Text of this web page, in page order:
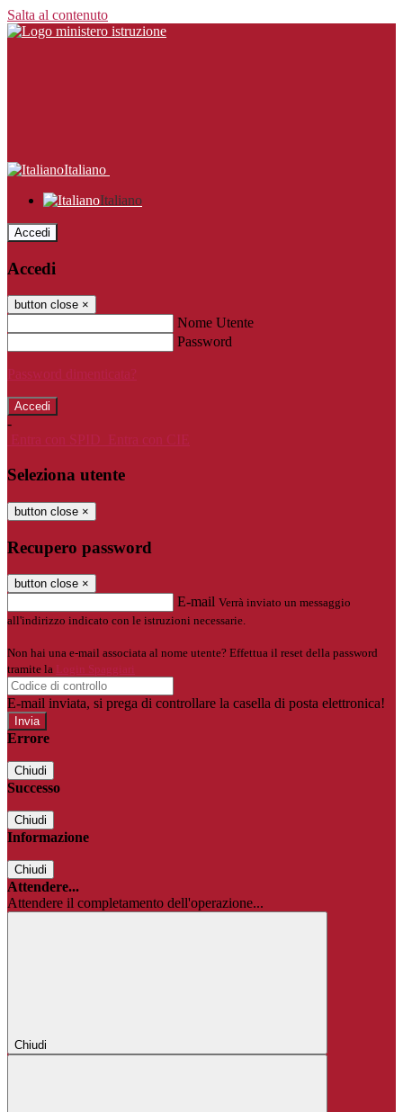
Salta al contenuto
Italiano
Italiano
Accedi
Accedi
button close ×
Nome Utente
Password
Password dimenticata?
-
Entra con SPID
Entra con CIE
Seleziona utente
button close ×
Recupero password
button close ×
E-mail Verrà inviato un messaggio
all'indirizzo indicato con le istruzioni necessarie.
Non hai una e-mail associata al nome utente? Effettua il reset della password
tramite la
Login Spaggiari
E-mail inviata, si prega di controllare la casella di posta elettronica!
Errore
Chiudi
Successo
Chiudi
Informazione
Chiudi
Attendere...
Attendere il completamento dell'operazione...
Chiudi